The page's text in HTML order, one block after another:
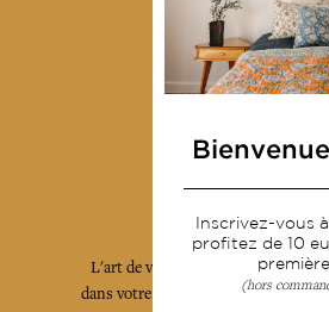
CGV
Devenir revendeur
Notre
L'art de vivre JAMINI raconté avec
dans votre boîte mail. Inscrivez vous
Inscrivez-vous
profitez de 10
(hors